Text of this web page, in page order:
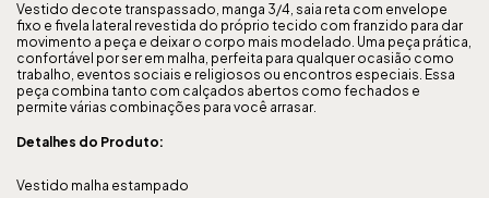
Vestido decote transpassado, manga 3/4, saia reta com envelope
fixo e fivela lateral revestida do próprio tecido com franzido para dar
movimento a peça e deixar o corpo mais modelado. Uma peça prática,
confortável por ser em malha, perfeita para qualquer ocasião como
trabalho, eventos sociais e religiosos ou encontros especiais. Essa
peça combina tanto com calçados abertos como fechados e
permite várias combinações para você arrasar.
Detalhes do Produto:
Vestido malha estampado